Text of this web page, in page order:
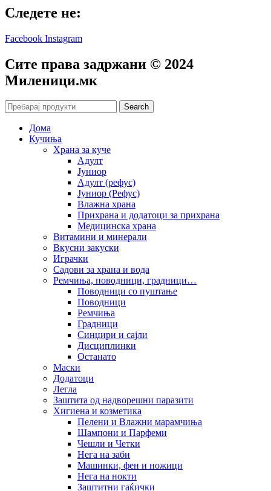
Следете не:
Facebook Instagram
Сите права задржани © 2024
Mиленици.мк
Search
Дома
Кучиња
Храна за куче
Адулт
Јуниор
Адулт (рефус)
Јуниор (Рефус)
Влажна храна
Прихрана и додатоци за прихрана
Медицинска храна
Витамини и минерали
Вкусни закуски
Играчки
Садови за храна и вода
Ремчиња, поводници, градници…
Поводници со пуштање
Поводници
Ремчиња
Градници
Синџири и сајли
Дисциплинки
Останато
Маски
Додатоци
Легла
Заштита од надворешни паразити
Хигиена и козметика
Пелени и Влажни марамчиња
Шампони и Парфеми
Чешли и Четки
Нега на заби
Машинки, фен и ножици
Нега на нокти
Заштитни гаќички